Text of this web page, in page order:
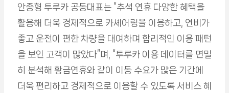
안종형 투루카 공동대표는 “추석 연휴 다양한 혜택을
활용해 더욱 경제적으로 카셰어링을 이용하고, 연비가
좋고 운전이 편한 차량을 대여하며 합리적인 이용 패턴
을 보인 고객이 많았다”며, “투루카 이용 데이터를 면밀
히 분석해 황금연휴와 같이 이동 수요가 많은 기간에
더욱 편리하고 경제적으로 이용할 수 있도록 서비스 혜